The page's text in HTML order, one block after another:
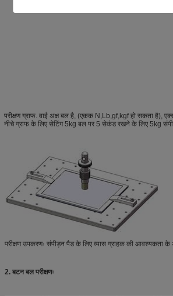
परीक्षण ग्राफ. वाई अक्ष बल है, (एकक N,Lb,gf,kgf हो सकता है),
नीचे ग्राफ के लिए सेटिंग 5kg बल पर 5 सेकंड रखने के लिए 5kg
परीक्षण उपकरणः संपीड़न पैड के लिए व्यास ग्राहक की आवश्यकता के
2. बटन बल परीक्षणः